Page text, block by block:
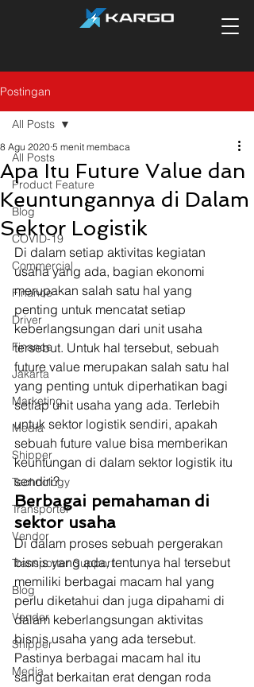
Postingan
All Posts
Product Feature
Blog
COVID-19
Commercial
Finance
Driver
Finance
Jakarta
Marketing
Media
Shipper
Technology
Transporter
Vendor
Transporter Support
Blog
Vendor
Shipper
Media
All Posts
Apa Itu Future Value dan
Keuntungannya di Dalam
Sektor Logistik
8 Agu 2020 5 menit membaca
Di dalam setiap aktivitas kegiatan
usaha yang ada, bagian ekonomi
merupakan salah satu hal yang
penting untuk mencatat setiap
keberlangsungan dari unit usaha
tersebut. Untuk hal tersebut, sebuah
future value merupakan salah satu hal
yang penting untuk diperhatikan bagi
setiap unit usaha yang ada. Terlebih
untuk sektor logistik sendiri, apakah
sebuah future value bisa memberikan
keuntungan di dalam sektor logistik itu
sendiri?
Berbagai pemahaman di
sektor usaha
Di dalam proses sebuah pergerakan
bisnis yang ada, tentunya hal tersebut
memiliki berbagai macam hal yang
perlu diketahui dan juga dipahami di
dalam keberlangsungan aktivitas
bisnis usaha yang ada tersebut.
Pastinya berbagai macam hal itu
sangat berkaitan erat dengan roda